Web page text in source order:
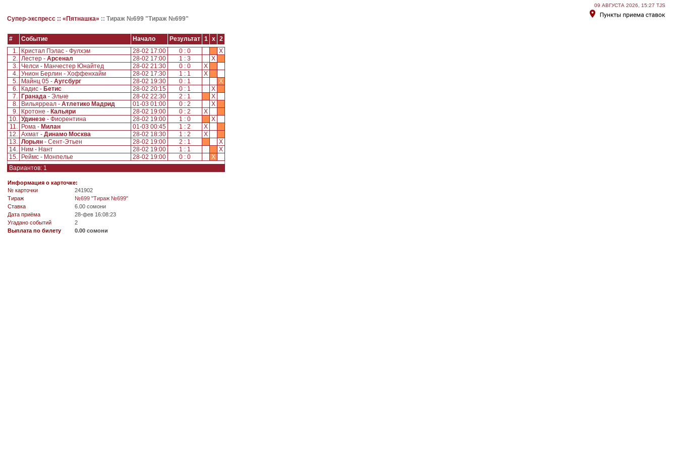
09 АВГУСТА 2026, 15:27 TJS
Супер-экспресс :: «Пятнашка» :: Тираж №699 "Тираж №699"
# Событие Начало Результат 1 x
2
1.
Кристал Пэлас - Фулхэм 28-02 17:00 0 : 0
X
2. Лестер - Арсенал 28-02 17:00 1 : 3
X
3. Челси - Манчестер Юнайтед 28-02 21:30 0 : 0
X
4. Унион Берлин - Хоффенхайм 28-02 17:30 1 : 1
X
5.
Майнц 05 - Аугсбург 28-02 19:30 0 : 1
X
6.
Кадис - Бетис 28-02 20:15 0 : 1
X
7.
Гранада - Эльче 28-02 22:30 2 : 1
X
8.
Вильярреал - Атлетико Мадрид 01-03 01:00 0 : 2
X
9.
Кротоне - Кальяри 28-02 19:00 0 : 2
X
10. Удинезе - Фиорентина 28-02 19:00 1 : 0
X
11.
Рома - Милан 01-03 00:45 1 : 2
X
12. Ахмат - Динамо Москва 28-02 18:30 1 : 2
X
13. Лорьян - Сент-Этьен 28-02 19:00 2 : 1
X
14.
Ним - Нант 28-02 19:00 1 : 1
X
15.
Реймс - Монпелье 28-02 19:00 0 : 0
X
Вариантов: 1
Информация о карточке:
№ карточки
241902
Tираж
№699 "Тираж №699"
Ставка
6.00 сомони
Дата приёма
28-фев 16:08:23
Угадано событий
2
Выплата по билету
0.00 сомони